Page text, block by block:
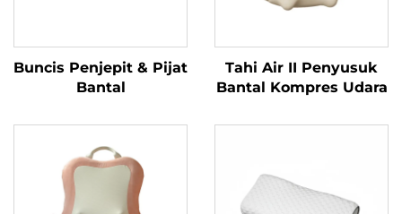
Buncis Penjepit & Pijat
Bantal
Tahi Air II Penyusuk
Bantal Kompres Udara